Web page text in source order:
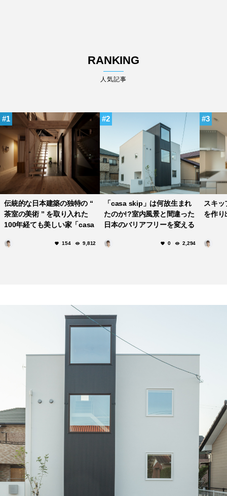
RANKING
人気記事
1
伝統的な日本建築の独特の “
茶室の美術 ” を取り入れた
100年経ても美しい家「casa
154 9,812
2
「casa skip」は何故生まれ
たのか!?室内風景と間違った
日本のバリアフリーを変える
0 2,294
3
スキ
を作